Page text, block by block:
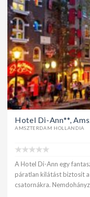
Hotel Di-Ann**,
AMSZTERDAM HOLLANDIA
A Hotel Di-Ann egy
páratlan kilátást biztosít
csatornákra.